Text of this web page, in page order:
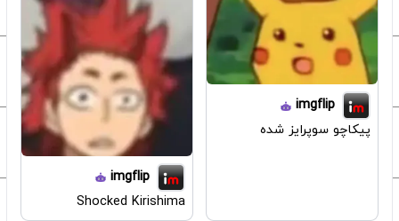
imgflip
پیکاچو سوپرایز شده
imgflip
Shocked Kirishima